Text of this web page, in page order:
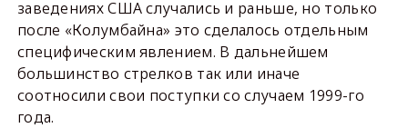
заведениях США случались и раньше, но только
после «Колумбайна» это сделалось отдельным
специфическим явлением. В дальнейшем
большинство стрелков так или иначе
соотносили свои поступки со случаем 1999-го
года.